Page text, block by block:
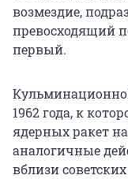
возмездие,
превосходящий
первый.
1962 года, к
ядерных ракет
аналогичные
вблизи